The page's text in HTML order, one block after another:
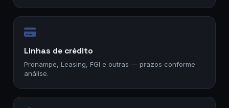
Linhas de crédito
Pronampe, Leasing, FGI e outras — prazos conforme
análise.